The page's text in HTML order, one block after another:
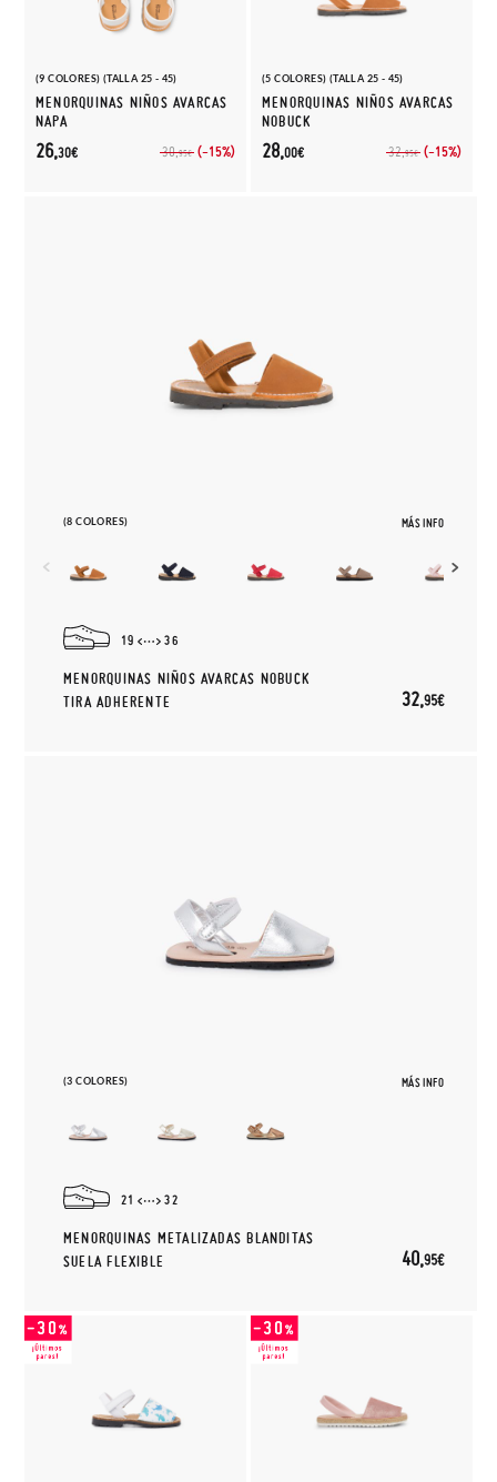
(9 COLORES) (TALLA 25 - 45)
MENORQUINAS NIÑOS AVARCAS
NAPA
30,95€ (-15%)
26,30€
(5 COLORES) (TALLA 25 - 45)
MENORQUINAS NIÑOS AVARCAS
NOBUCK
32,95€ (-15%)
28,00€
(8 COLORES) MÁS INFO
19 36
MENORQUINAS NIÑOS AVARCAS NOBUCK
TIRA ADHERENTE
32,95€
(3 COLORES) MÁS INFO
21 32
MENORQUINAS METALIZADAS BLANDITAS
SUELA FLEXIBLE
40,95€